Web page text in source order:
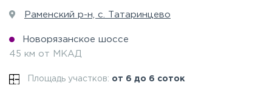
Раменский р-н, с. Татаринцево
Новорязанское шоссе
45 км от МКАД
Площадь участков: от 6 до 6 соток